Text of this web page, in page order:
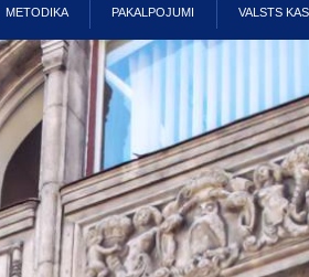
METODIKA PAKALPOJUMI VALSTS